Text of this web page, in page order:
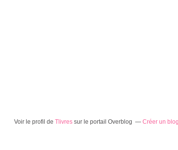
Voir le profil de Tlivres sur le portail Overblog Créer un